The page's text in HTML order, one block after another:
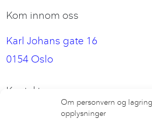
Om personvern og
opplysninger
Kom innom oss
Karl Johans gate 16
0154 Oslo
Kontakt oss
hei@nbeat.no